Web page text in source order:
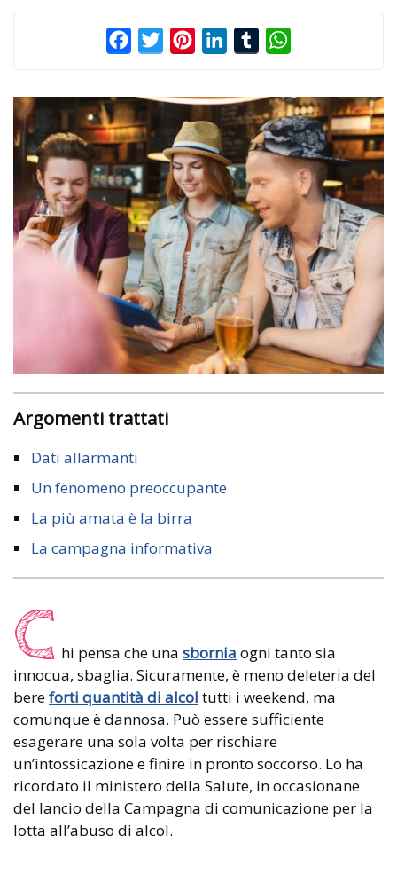
FacebookTwitterPinterestLinkedInTumblr
Argomenti trattati
Dati allarmanti
Un fenomeno preoccupante
La più amata è la birra
La campagna informativa
C hi pensa che una sbornia ogni tanto sia
innocua, sbaglia. Sicuramente, è meno deleteria del
bereforti quantità di alcol tutti i weekend, ma
comunque è dannosa. Può essere sufficiente
esagerare una sola volta per rischiare
un’intossicazione e finire in pronto soccorso. Lo ha
ricordato il ministero della Salute, in occasionane
del lancio della Campagna di comunicazione per la
lotta all’abuso di alcol.